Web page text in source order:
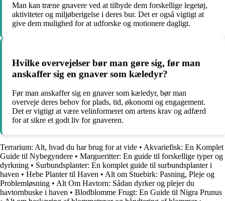
Man kan træne gnavere ved at tilbyde dem forskellige legetøj,
aktiviteter og miljøberigelse i deres bur. Det er også vigtigt at
give dem mulighed for at udforske og motionere dagligt.
Hvilke overvejelser bør man gøre sig, før man
anskaffer sig en gnaver som kæledyr?
Før man anskaffer sig en gnaver som kæledyr, bør man
overveje deres behov for plads, tid, økonomi og engagement.
Det er vigtigt at være velinformeret om artens krav og adfærd
for at sikre et godt liv for gnaveren.
Terrarium: Alt, hvad du har brug for at vide • Akvariefisk: En Komplet
Guide til Nybegyndere • Margueritter: En guide til forskellige typer og
dyrkning • Surbundsplanter: En komplet guide til surbundsplanter i
haven • Hebe Planter til Haven • Alt om Stuebirk: Pasning, Pleje og
Problemløsning • Alt Om Havtorn: Sådan dyrker og plejer du
havtornbuske i haven • Blodblomme Frugt: En Guide til Nigra Prunus